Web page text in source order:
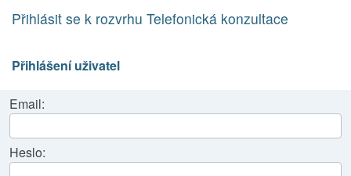
Přihlásit se k rozvrhu Telefonická konzultace
Přihlášení uživatel
Email:
Heslo: